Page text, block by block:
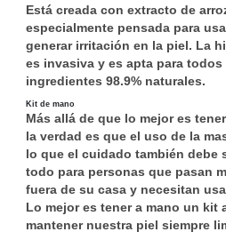
Está creada con extracto de
especialmente pensada para
generar irritación en la piel. La
es invasiva y es apta para
ingredientes 98.9% naturales.
Kit de mano
Más allá de que lo mejor es
la verdad es que el uso de la
lo que el cuidado también debe
todo para personas que pasan
fuera de su casa y necesitan
Lo mejor es tener a mano un kit
mantener nuestra piel siempre